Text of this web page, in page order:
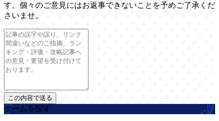
す。個々のご意見にはお返事できないことを予めご了承くだ
さいませ。
ゲームを探す